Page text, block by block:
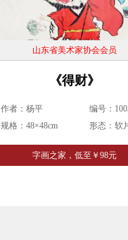
山东省美术家协会会员
《得财》
作者：杨平
规格：48×48cm
编号：
形态：软
字画之家，低至￥98元